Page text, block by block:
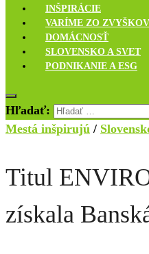
INŠPIRÁCIE
VARÍME ZO ZVYŠKOV
DOMÁCNOSŤ
SLOVENSKO A SVET
PODNIKANIE A ESG
Hľadať:
Mestá inšpirujú /
Titul
získala